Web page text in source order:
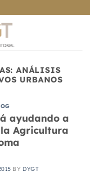
ANÁLISIS
URBANOS
ayudando a
Agricultura
BY DYGT